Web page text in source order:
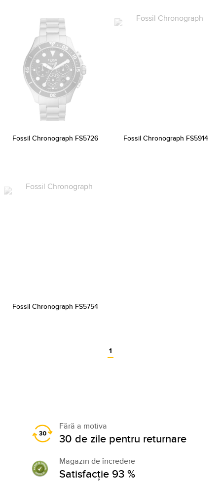
Fossil Chronograph FS5726 Fossil Chronograph FS5914
Fossil Chronograph FS5754
1
Fără a motiva
30 de zile pentru returnare
Magazin de încredere
Satisfacție 93 %